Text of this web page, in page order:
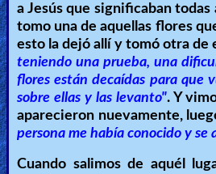
a Jesús que significaban
tomo una de aquellas flores
esto la dejó allí y tomó otra de
teniendo una prueba, una
flores están decaídas para que
sobre ellas y las levanto". Y
aparecieron nuevamente,
persona me había conocido y se
Cuando salimos de aquél